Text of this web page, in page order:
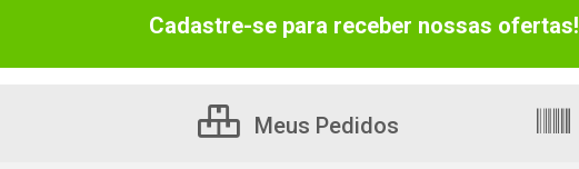
Cadastre-se para receber nossas ofertas!
Meus Pedidos